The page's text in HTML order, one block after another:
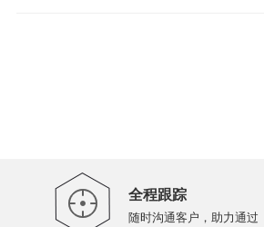
全程跟踪
随时沟通客户，助力通过